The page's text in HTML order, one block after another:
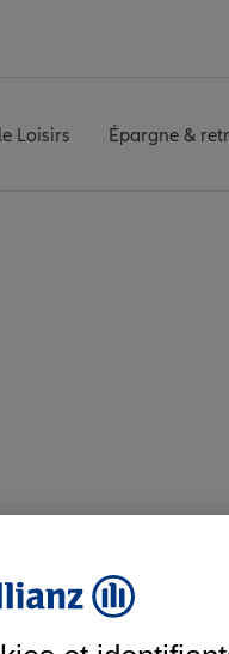
Loisirs Épargne &
et aux